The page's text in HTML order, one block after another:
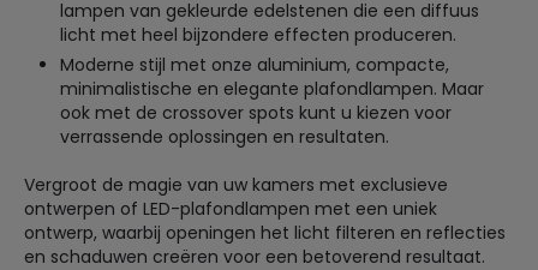
lampen van gekleurde edelstenen die een diffuus
licht met heel bijzondere effecten produceren.
Moderne stijl met onze aluminium, compacte,
minimalistische en elegante plafondlampen. Maar
ook met de crossover spots kunt u kiezen voor
verrassende oplossingen en resultaten.
Vergroot de magie van uw kamers met exclusieve
ontwerpen of LED-plafondlampen met een uniek
ontwerp, waarbij openingen het licht filteren en reflecties
en schaduwen creëren voor een betoverend resultaat.